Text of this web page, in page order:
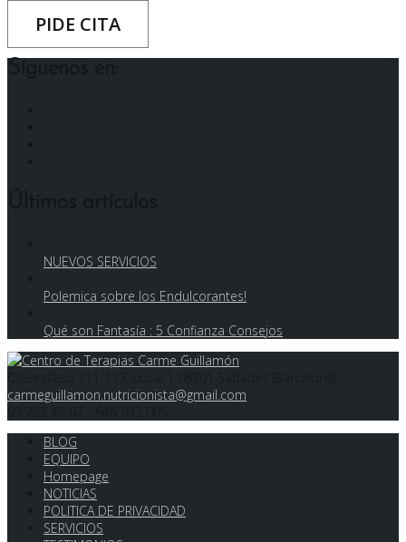
PIDE CITA
NUEVOS SERVICIOS
Polemica sobre los Endulcorantes!
Qué son Fantasía : 5 Confianza Consejos
carmeguillamon.nutricionista@gmail.com
BLOG
EQUIPO
Homepage
NOTICIAS
POLITICA DE PRIVACIDAD
SERVICIOS